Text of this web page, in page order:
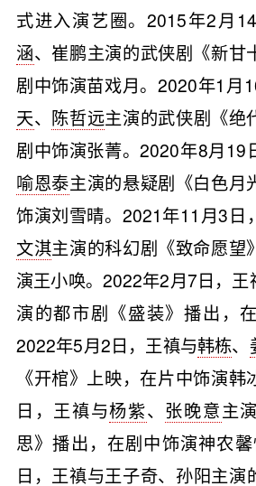
式进入演艺圈。2015年2月
涵、崔鹏主演的武侠剧《新甘
剧中饰演苗戏月。2020年1月
天、 陈哲远主演的武侠剧《绝
剧中饰演张菁。2020年8月19
喻恩泰主演的悬疑剧《白色月
饰演刘雪晴。2021年11月3日
文淇主演的科幻剧《致命愿望
演王小唤。2022年2月7日，王
演的都市剧《盛装》播出，
2022年5月2日，王禛与韩栋、
《开棺》上映，在片中饰演
日，王禛与杨紫、 张晚意主
思》播出，在剧中饰演神农
日，王禛与王子奇、 孙阳主演